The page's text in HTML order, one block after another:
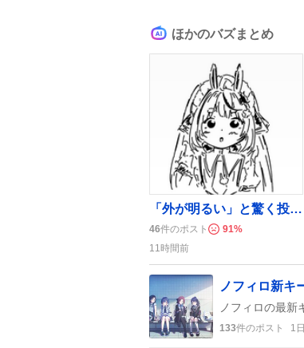
ほかのバズまとめ
「外が明るい」と驚く投稿続出、朝の光に「テンション上がる」声多数
46件のポスト 91%
11時間前
ノフィロ新キ
133件のポスト 1